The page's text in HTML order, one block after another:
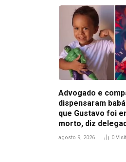
Advogado e
dispensaram
que Gustavo foi
morto, diz
agosto 9, 2026 0